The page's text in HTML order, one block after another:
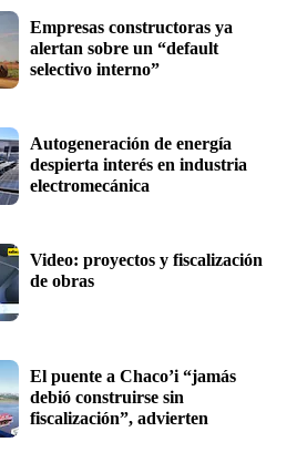
Empresas constructoras ya
alertan sobre un “default
selectivo interno”
Autogeneración de energía
despierta interés en industria
electromecánica
Video: proyectos y fiscalización
de obras
El puente a Chaco’i “jamás
debió construirse sin
fiscalización”, advierten